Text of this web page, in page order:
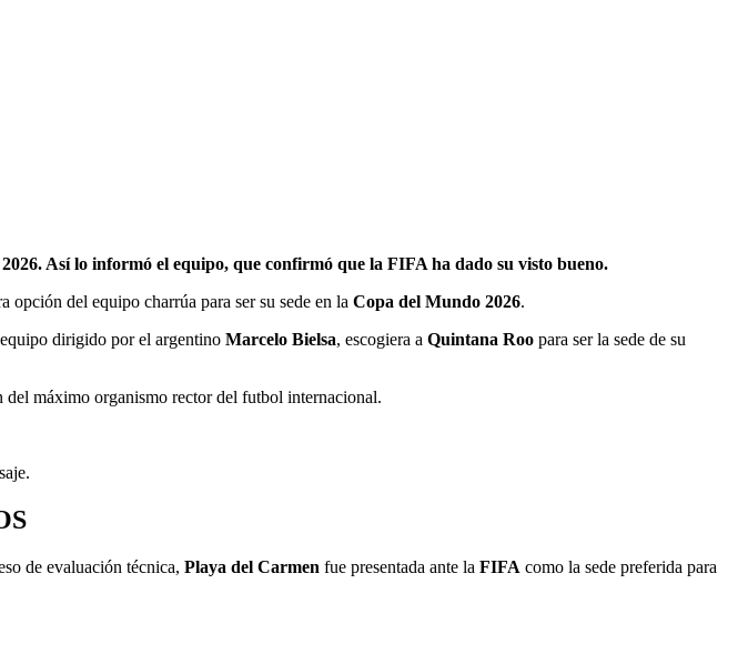
Así lo informó el equipo, que confirmó que la FIFA ha dado su visto bueno.
opción del equipo charrúa para ser su sede en la Copa del Mundo 2026.
dirigido por el argentino Marcelo Bielsa, escogiera a Quintana Roo para ser la sede de su
del máximo organismo rector del futbol internacional.
de evaluación técnica, Playa del Carmen fue presentada ante la FIFA como la sede preferida para